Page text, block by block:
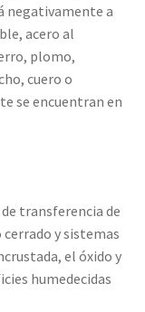
negativamente a
acero al
plomo,
cuero o
se encuentran en
transferencia de
y sistemas
el óxido y
humedecidas